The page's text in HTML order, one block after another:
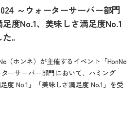
～ウォーターサーバー部門
度No.1、美味しさ満足度No.1
。
（ホンネ）が主催するイベント「HonNe
ーサーバー部門において、ハミング
度 No.1」「美味しさ満足度 No.1」を受